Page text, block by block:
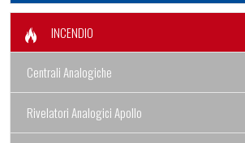
INCENDIO
Centrali Analogiche
Rivelatori Analogici Apollo